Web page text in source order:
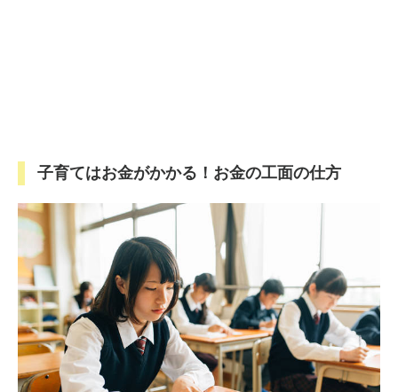
子育てはお金がかかる！お金の工面の仕方